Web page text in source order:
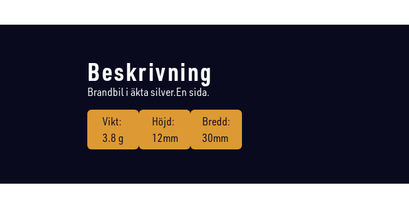
Beskrivning
Brandbil i äkta silver.En sida.
Vikt:
3.8 g
Höjd:
12mm
Bredd:
30mm